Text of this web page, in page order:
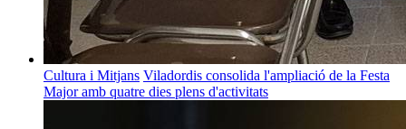
Cultura i Mitjans Viladordis consolida l'ampliació de la Festa
Major amb quatre dies plens d'activitats